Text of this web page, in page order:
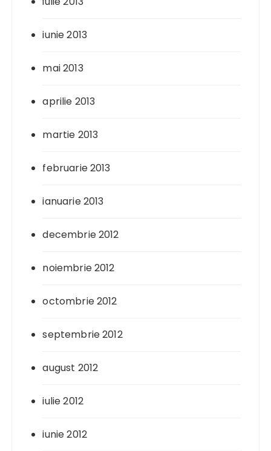
iunie 2013
mai 2013
aprilie 2013
martie 2013
februarie 2013
ianuarie 2013
decembrie 2012
noiembrie 2012
octombrie 2012
septembrie 2012
august 2012
iulie 2012
iunie 2012